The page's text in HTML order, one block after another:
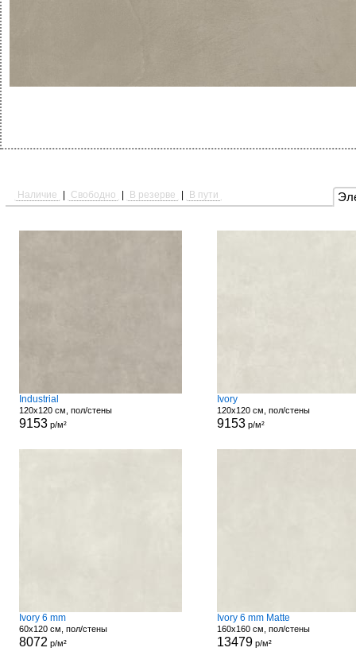
Наличие Свободно В резерве В пути
Industrial
120x120 см, пол/стены
9153р/м²
Ivory
120x120 см, пол/стены
9153р/м²
Ivory 6 mm
60x120 см, пол/стены
8072 р/м²
Ivory 6 mm Matte
160x160 см, пол/стены
13479р/м²